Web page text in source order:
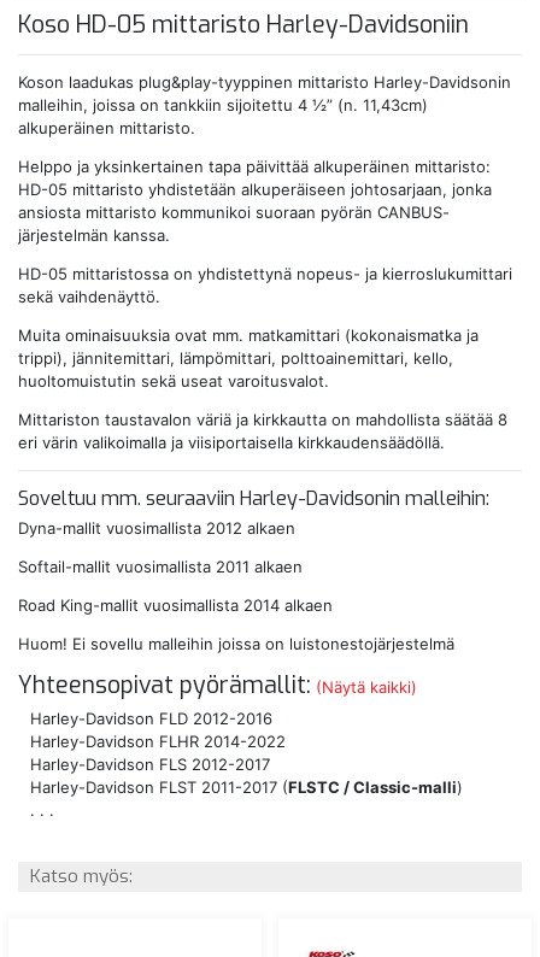
Koso HD-05 mittaristo Harley-Davidsoniin
Koson laadukas plug&play-tyyppinen mittaristo Harley-Davidsonin
malleihin, joissa on tankkiin sijoitettu 4 ½” (n. 11,43cm)
alkuperäinen mittaristo.
Helppo ja yksinkertainen tapa päivittää alkuperäinen mittaristo:
HD-05 mittaristo yhdistetään alkuperäiseen johtosarjaan, jonka
ansiosta mittaristo kommunikoi suoraan pyörän CANBUS-
järjestelmän kanssa.
HD-05 mittaristossa on yhdistettynä nopeus- ja kierroslukumittari
sekä vaihdenäyttö.
Muita ominaisuuksia ovat mm. matkamittari (kokonaismatka ja
trippi), jännitemittari, lämpömittari, polttoainemittari, kello,
huoltomuistutin sekä useat varoitusvalot.
Mittariston taustavalon väriä ja kirkkautta on mahdollista säätää 8
eri värin valikoimalla ja viisiportaisella kirkkaudensäädöllä.
Soveltuu mm. seuraaviin Harley-Davidsonin malleihin:
Dyna-mallit vuosimallista 2012 alkaen
Softail-mallit vuosimallista 2011 alkaen
Road King-mallit vuosimallista 2014 alkaen
Huom! Ei sovellu malleihin joissa on luistonestojärjestelmä
Yhteensopivat pyörämallit: (Näytä kaikki)
Harley-Davidson FLD 2012-2016
Harley-Davidson FLHR 2014-2022
Harley-Davidson FLS 2012-2017
Harley-Davidson FLST 2011-2017 (FLSTC / Classic-malli)
. . .
Katso myös: